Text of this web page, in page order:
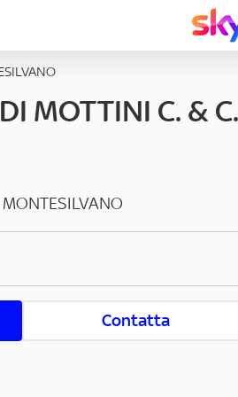
MOTTINI C. &
MONTESILVANO
Contatta